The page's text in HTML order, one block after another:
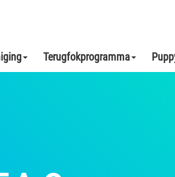
Terugfokprogramma